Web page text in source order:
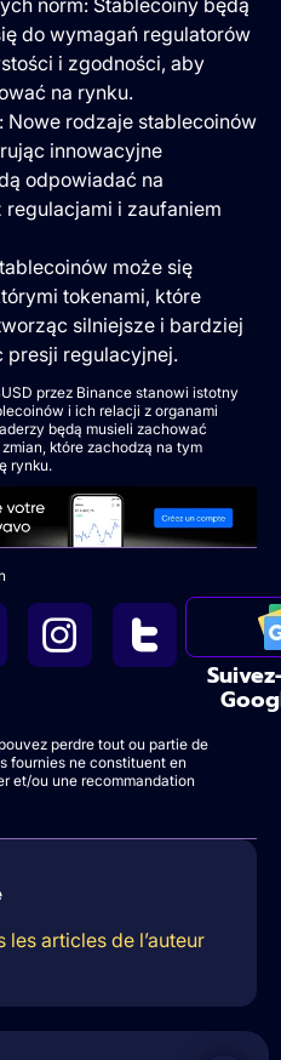
norm: Stablecoiny będą
do wymagań regulatorów
i zgodności, aby
na rynku.
Nowe rodzaje stablecoinów
innowacyjne
odpowiadać na
i zaufaniem
może się
tokenami, które
silniejsze i bardziej
presji regulacyjnej.
przez Binance stanowi istotny
i ich relacji z organami
będą musieli zachować
które zachodzą na tym
rynku.
perdre tout ou partie de
fournies ne constituent en
et/ou une recommandation
les articles de l’auteur